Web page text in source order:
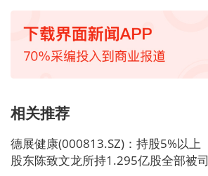
相关推荐
德展健康(000813.SZ)：持股5%以上
股东陈致文龙所持1.295亿股全部被司